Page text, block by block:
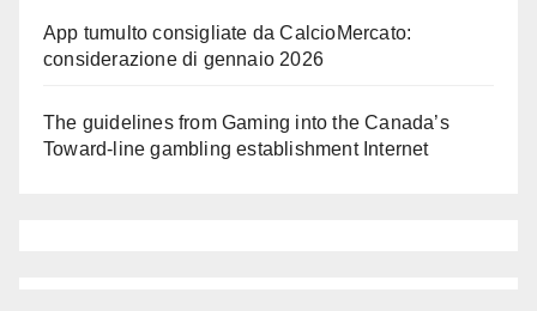
App tumulto consigliate da CalcioMercato:
considerazione di gennaio 2026
The guidelines from Gaming into the Canada’s
Toward-line gambling establishment Internet